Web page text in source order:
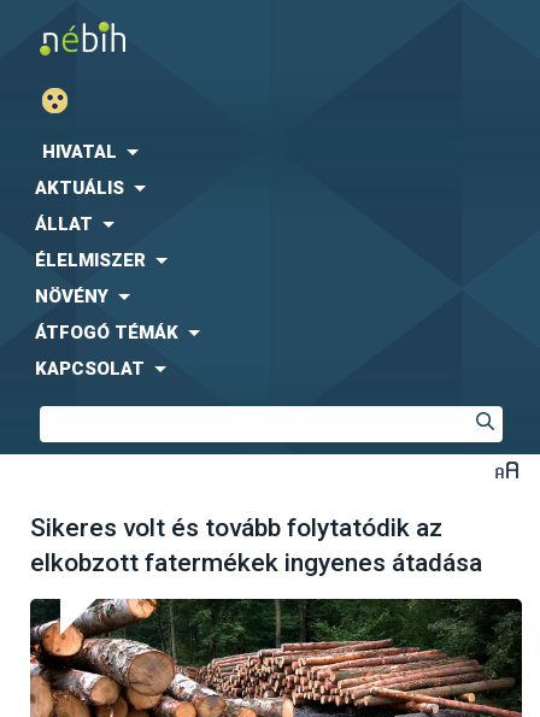
HIVATAL
AKTUÁLIS
ÁLLAT
ÉLELMISZER
NÖVÉNY
ÁTFOGÓ TÉMÁK
KAPCSOLAT
Sikeres volt és tovább folytatódik az
elkobzott fatermékek ingyenes átadása